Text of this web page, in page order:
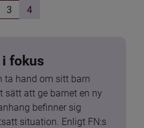
3 4
i fokus
ta hand om sitt barn
sätt att ge barnet en ny
befinner sig
situation. Enligt FN:s